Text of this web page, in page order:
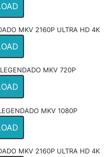
MKV 2160P ULTRA HD 4K
MKV 720P
MKV 1080P
MKV 2160P ULTRA HD 4K